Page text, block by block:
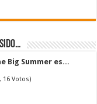
Big Summer es...
16 Votos)